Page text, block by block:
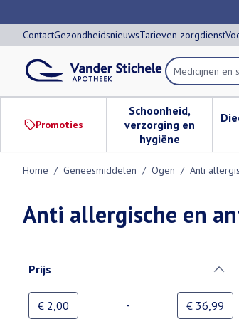
ContactGezondheidsnieuwsTarieven zorgdienst
Product,
Promoties
Schoonheid,
verzorging en
hygiëne
Toon submenu
Home / Geneesmiddelen / Ogen / Anti
Anti allergische en
Prijs
Minimumwaarde
€ 2,00 - Maximale
€ 36,99